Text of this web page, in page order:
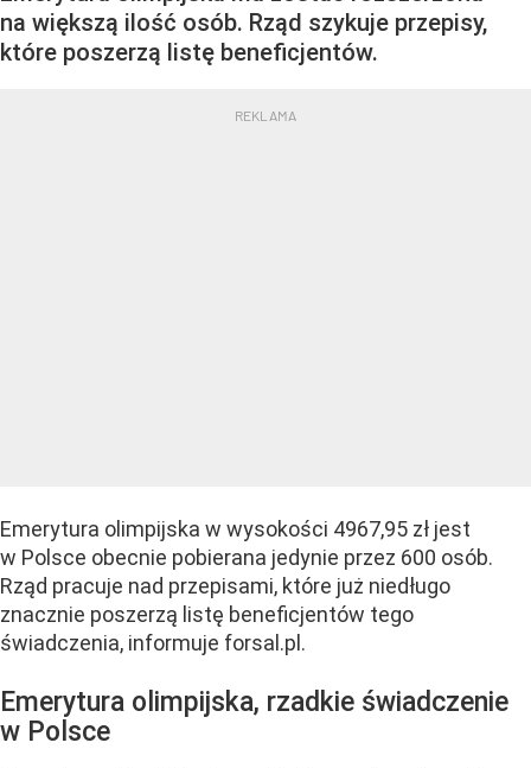
na większą ilość osób. Rząd szykuje przepisy,
które poszerzą listę beneficjentów.
Emerytura olimpijska w wysokości 4967,95 zł jest
w Polsce obecnie pobierana jedynie przez 600 osób.
Rząd pracuje nad przepisami, które już niedługo
znacznie poszerzą listę beneficjentów tego
świadczenia, informuje forsal.pl.
Emerytura olimpijska, rzadkie świadczenie
w Polsce